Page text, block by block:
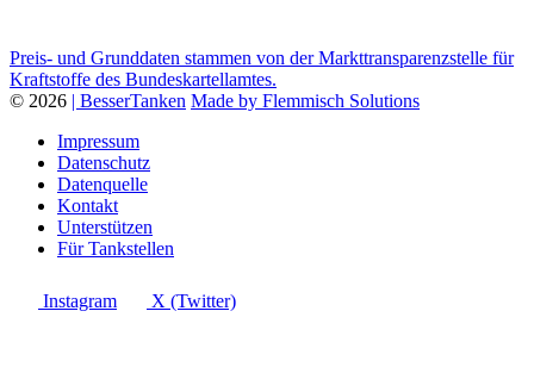
Preis- und Grunddaten stammen von der Markttransparenzstelle für
Kraftstoffe des Bundeskartellamtes.
© 2026 | BesserTanken Made by Flemmisch Solutions
Impressum
Datenschutz
Datenquelle
Kontakt
Unterstützen
Für Tankstellen
Instagram X (Twitter)